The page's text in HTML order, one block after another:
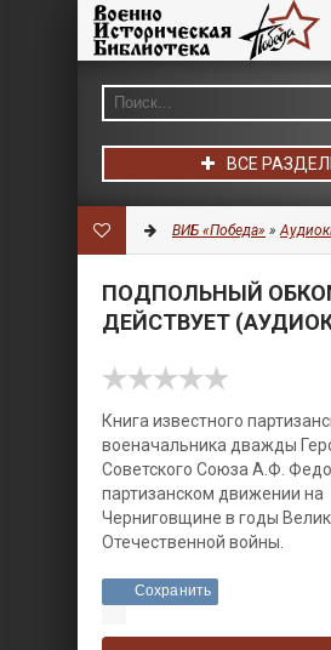
ВСЕ
ВИБ «Победа» »
ПОДПОЛЬНЫЙ
ДЕЙСТВУЕТ
Книга известного
военачальника дважды
Советского Союза А.Ф.
партизанском движении на
Черниговщине в годы
Отечественной войны.
Сохранить